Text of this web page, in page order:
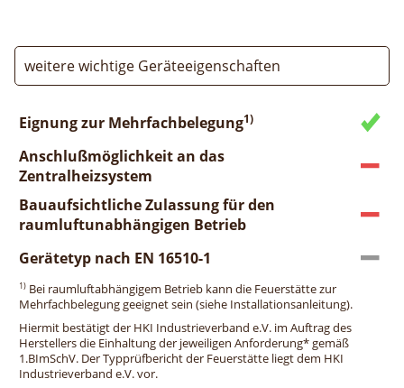
weitere wichtige Geräteeigenschaften
Eignung zur Mehrfachbelegung1)
Anschlußmöglichkeit an das
Zentralheizsystem
Bauaufsichtliche Zulassung für den
raumluftunabhängigen Betrieb
Gerätetyp nach EN 16510-1
1) Bei raumluftabhängigem Betrieb kann die Feuerstätte zur
Mehrfachbelegung geeignet sein (siehe Installationsanleitung).
Hiermit bestätigt der HKI Industrieverband e.V. im Auftrag des
Herstellers die Einhaltung der jeweiligen Anforderung* gemäß
1.BImSchV. Der Typprüfbericht der Feuerstätte liegt dem HKI
Industrieverband e.V. vor.